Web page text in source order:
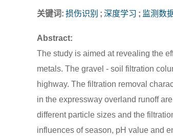
关键词: 损伤识别 ; 深度学习 ; 监测数
Abstract:
The study is aimed at revealing the
metals. The gravel - soil filtration
highway. The filtration removal
in the expressway overland runoff
different particle sizes and the
influences of season, pH value and